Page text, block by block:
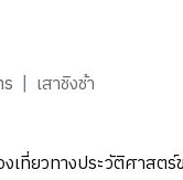
เสาชิงช้า
เที่ยวทางประวัติศาสต